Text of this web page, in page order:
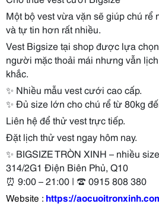
Một bộ vest vừa vặn sẽ giúp chú rể
và tự tin hơn rất nhiều.
Vest Bigsize tại shop được lựa
người mặc thoải mái nhưng vẫn
khắc.
✨ Nhiều mẫu vest cưới cao cấp.
✨ Đủ size lớn cho chú rể từ 80kg
Liên hệ để thử vest trực tiếp.
Đặt lịch thử vest ngay hôm nay.
✨ BIGSIZE TRÒN XINH – nhiều
314/2G1 Điện Biên Phủ, Q10
⏰ 9:00 – 21:00 | ☎ 0915 808 380
Website : https://